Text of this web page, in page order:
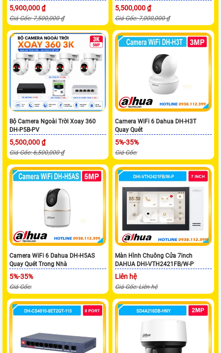
5,900,000 ₫
Giá Gốc: 7,500,000 ₫
5,500,000 ₫
Giá Gốc: 7,000,000 ₫
Bộ Camera Ngoài Trời Xoay 360
DH-P5B-PV
5,500,000 ₫
Giá Gốc: 6,500,000 ₫
Camera WiFi 6 Dahua DH-H3T
Quay Quét
5%-35%
Giá Gốc:
Camera WiFi 6 Dahua DH-H5AS
Quay Quét Trong Nhà
5%-35%
Giá Gốc:
Màn Hình Chuông Cửa 7inch
DAHUA DHI-VTH2421FB/W-P
Liên hệ
Giá Gốc: Liên hệ